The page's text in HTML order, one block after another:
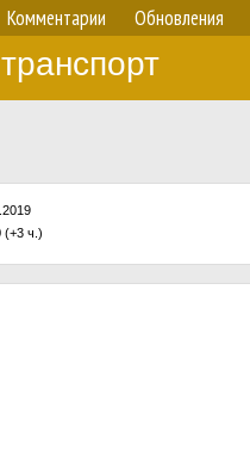
Комментарии Обновления
(+3 ч.)